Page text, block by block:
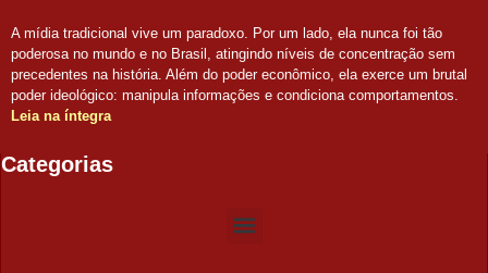
A mídia tradicional vive um paradoxo. Por um lado, ela nunca foi tão
poderosa no mundo e no Brasil, atingindo níveis de concentração sem
precedentes na história. Além do poder econômico, ela exerce um brutal
poder ideológico: manipula informações e condiciona comportamentos.
Leia na íntegra
Categorias